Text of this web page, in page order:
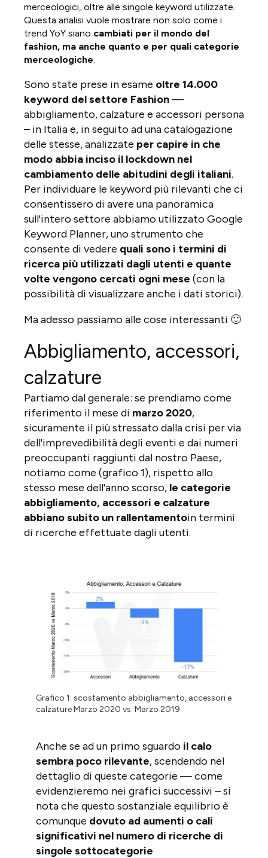
merceologici, oltre alle singole keyword utilizzate.
Questa analisi vuole mostrare non solo come i
trend YoY siano cambiati per il mondo del
fashion, ma anche quanto e per quali categorie
merceologiche
Sono state prese in esame oltre 14.000
keyword del settore Fashion—
abbigliamento, calzature e accessori persona
– in Italia e, in seguito ad una catalogazione
delle stesse, analizzate per capire in che
modo abbia inciso il lockdown nel
cambiamento delle abitudini degli italiani.
Per individuare le keyword più rilevanti che ci
consentissero di avere una panoramica
sull'intero settore abbiamo utilizzato Google
Keyword Planner, uno strumento che
consente di vedere quali sono i termini di
ricerca più utilizzati dagli utenti e quante
volte vengono cercati ogni mese (con la
possibilità di visualizzare anche i dati storici).
Ma adesso passiamo alle cose interessanti 🙂
Abbigliamento, accessori,
calzature
Partiamo dal generale: se prendiamo come
riferimento il mese di marzo 2020,
sicuramente il più stressato dalla crisi per via
dell'imprevedibilità degli eventi e dai numeri
preoccupanti raggiunti dal nostro Paese,
notiamo come (grafico 1), rispetto allo
stesso mese dell'anno scorso, le categorie
abbigliamento, accessori e calzature
abbiano subito un rallentamentoin termini
di ricerche effettuate dagli utenti.
Grafico 1: scostamento abbigliamento, accessori e
calzature Marzo 2020 vs. Marzo 2019
Anche se ad un primo sguardo il calo
sembra poco rilevante, scendendo nel
dettaglio di queste categorie — come
evidenzieremo nei grafici successivi – si
nota che questo sostanziale equilibrio è
comunque dovuto ad aumenti o cali
significativi nel numero di ricerche di
singole sottocategorie